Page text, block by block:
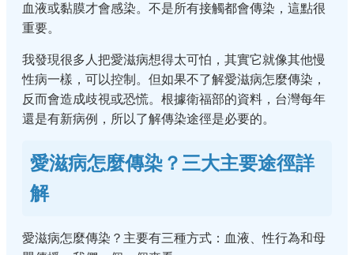
血液或黏膜才會感染。不是所有接觸都會傳染，這點很
重要。
我發現很多人把愛滋病想得太可怕，其實它就像其他慢
性病一樣，可以控制。但如果不了解愛滋病怎麼傳染，
反而會造成歧視或恐慌。根據衛福部的資料，台灣每年
還是有新病例，所以了解傳染途徑是必要的。
愛滋病怎麼傳染？三大主要途徑詳
解
愛滋病怎麼傳染？主要有三種方式：血液、性行為和母